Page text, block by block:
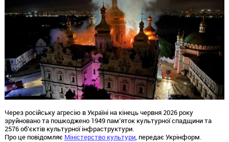
Через російську агресію в Україні на кінець червня 2026 року
зруйновано та пошкоджено 1949 пам’яток культурної спадщини та
2576 об’єктів культурної інфраструктури.
Про це повідомляє Міністерство культури, передає Укрінформ.